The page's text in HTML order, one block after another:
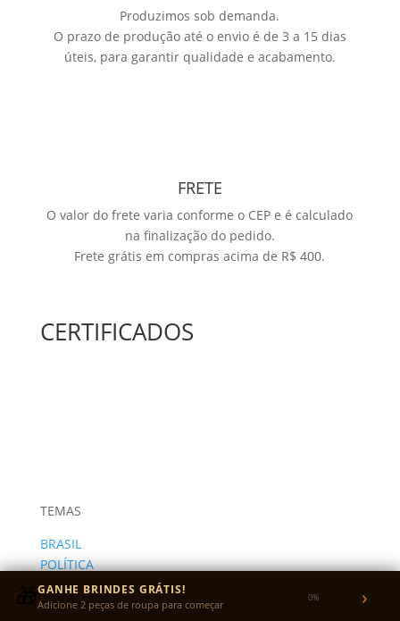
Produzimos sob demanda.
O prazo de produção até o envio é de 3 a 15 dias
úteis, para garantir qualidade e acabamento.
FRETE
O valor do frete varia conforme o CEP e é calculado
na finalização do pedido.
Frete grátis em compras acima de R$ 400.
CERTIFICADOS
TEMAS
BRASIL
POLÍTICA
ARTE
INTERNACIONAL
🎁GANHE BRINDES GRÁTIS!
Adicione 2 peças de roupa para começar 0% ›